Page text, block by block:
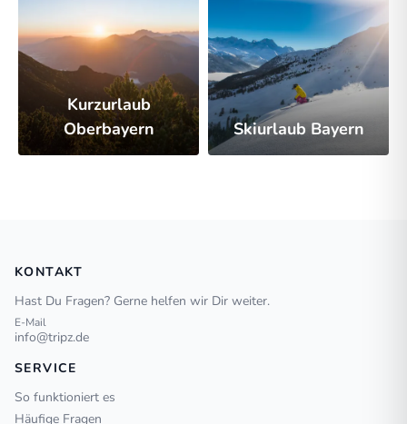
Kurzurlaub
Oberbayern
Skiurlaub Bayern
KONTAKT
Hast Du Fragen? Gerne helfen wir Dir weiter.
E-Mail
info@tripz.de
SERVICE
So funktioniert es
Häufige Fragen